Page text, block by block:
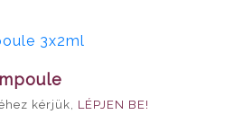
kérjük, LÉPJEN BE!